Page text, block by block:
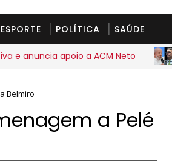
ESPORTE POLÍTICA SAÚDE
apoio a ACM Neto BRASIL
Belmiro
a Pelé